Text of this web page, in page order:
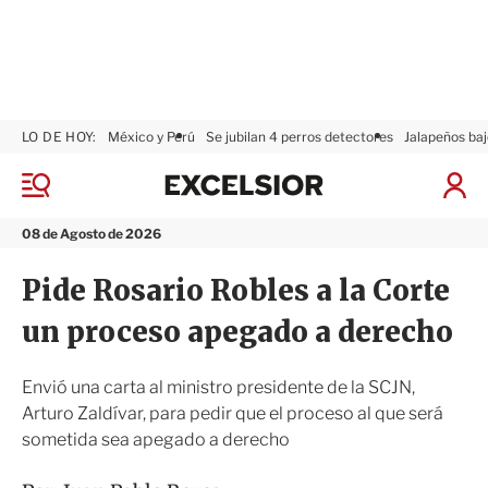
M
n
08 de Agosto de 2026
LO DE HOY: México y Perú Se jubilan 4 perros detectores Jalapeños
I
x
i
r
Pide Rosario Robles a la Corte
un proceso apegado a derecho
Envió una carta al ministro presidente de la SCJN,
Arturo Zaldívar, para pedir que el proceso al que será
sometida sea apegado a derecho